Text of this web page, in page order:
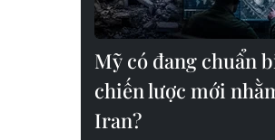
Mỹ có đang chuẩn
chiến lược mới
Iran?